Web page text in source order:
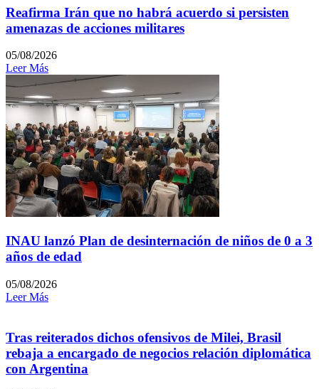
Reafirma Irán que no habrá acuerdo si persisten
amenazas de acciones militares
05/08/2026
Leer Más
INAU lanzó Plan de desinternación de niños de 0 a 3
años de edad
05/08/2026
Leer Más
Tras reiterados dichos ofensivos de Milei, Brasil
rebaja a encargado de negocios relación diplomática
con Argentina